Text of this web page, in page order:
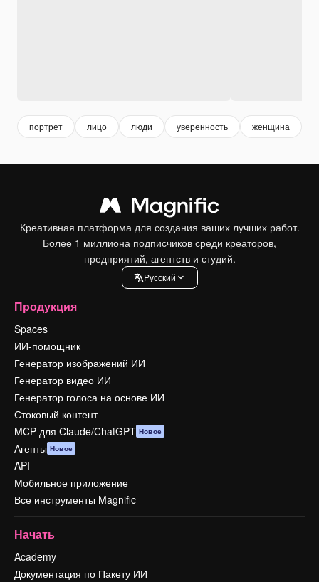
портрет лицо люди уверенность женщина
Креативная платформа для создания ваших лучших работ.
Более 1 миллиона подписчиков среди креаторов,
предприятий, агентств и студий.
Pусский
Продукция
Spaces
ИИ-помощник
Генератор изображений ИИ
Генератор видео ИИ
Генератор голоса на основе ИИ
Стоковый контент
MCP для Claude/ChatGPT Новое
Агенты Новое
API
Мобильное приложение
Все инструменты Magnific
Начать
Academy
Документация по Пакету ИИ